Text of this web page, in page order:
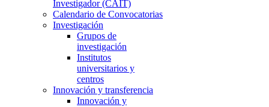
Investigador (CAIT)
Calendario de Convocatorias
Investigación
Grupos de
investigación
Institutos
universitarios y
centros
Innovación y transferencia
Innovación y